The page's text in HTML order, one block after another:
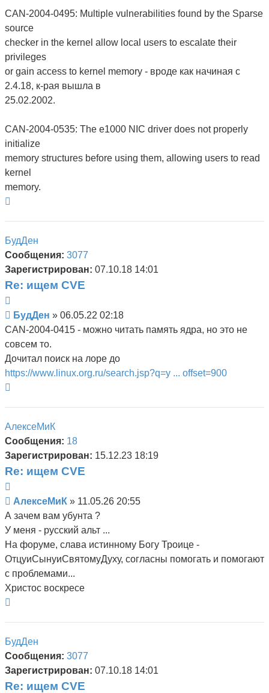
CAN-2004-0495: Multiple vulnerabilities found by the Sparse
source
checker in the kernel allow local users to escalate their
privileges
or gain access to kernel memory - вроде как начиная с
2.4.18, к-рая вышла в
25.02.2002.
CAN-2004-0535: The e1000 NIC driver does not properly
initialize
memory structures before using them, allowing users to read
kernel
memory.
БудДен
Сообщения: 3077
Зарегистрирован: 07.10.18 14:01
Re: ищем CVE
Сообщение
БудДен » 06.05.22 02:18
CAN-2004-0415 - можно читать память ядра, но это не
совсем то.
Дочитал поиск на лоре до
https://www.linux.org.ru/search.jsp?q=у ... offset=900
АлексеМиК
Сообщения: 18
Зарегистрирован: 15.12.23 18:19
Re: ищем CVE
Сообщение
АлексеМиК » 11.05.26 20:55
А зачем вам убунта ?
У меня - русский альт ...
На форуме, слава истинному Богу Троице -
ОтцуиСынуиСвятомуДуху, согласны помогать и помогают
с проблемами...
Христос воскресе
БудДен
Сообщения: 3077
Зарегистрирован: 07.10.18 14:01
Re: ищем CVE